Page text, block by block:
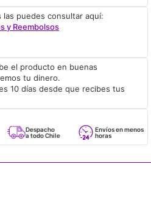
las puedes consultar aquí:
y Reembolsos
el producto en buenas
tu dinero.
10 días desde que recibes tus
Despacho
a todo Chile
Envíos en menos de 24
horas